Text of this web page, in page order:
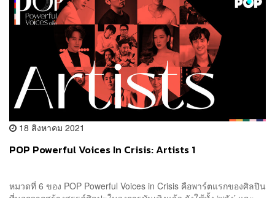
18 สิงหาคม 2021
POP Powerful Voices In Crisis: Artists 1
หมวดที่ 6 ของ POP Powerful Voices in Crisis คือพาร์ตแรกของศิลปิน